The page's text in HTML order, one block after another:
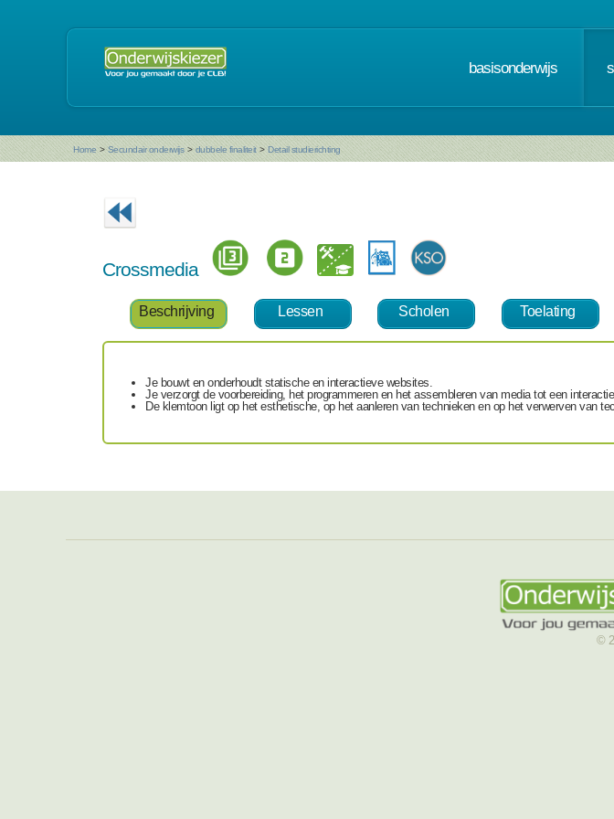
basisonderwijs
Home > Secundair onderwijs > dubbele finaliteit > Detail studierichting
Crossmedia
Beschrijving Lessen Scholen Toelating
Je bouwt en onderhoudt statische en interactieve websites.
Je verzorgt de voorbereiding, het programmeren en het assembleren van media tot een
De klemtoon ligt op het esthetische, op het aanleren van technieken en op het verwerven van
©